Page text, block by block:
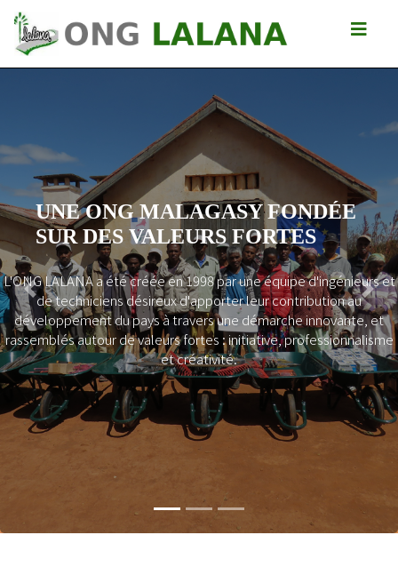
UNE ONG MALAGASY FONDÉE
SUR DES VALEURS FORTES
L'ONG LALANA a été créée en 1998 par une équipe d'ingénieurs et
de techniciens désireux d'apporter leur contribution au
développement du pays à travers une démarche innovante, et
rassemblés autour de valeurs fortes : initiative, professionnalisme
et créativité.
Previous Next